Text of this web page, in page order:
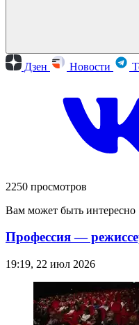
Дзен Новости
2250 просмотров
Вам может быть интересно
Профессия —
19:19, 22 июл 2026